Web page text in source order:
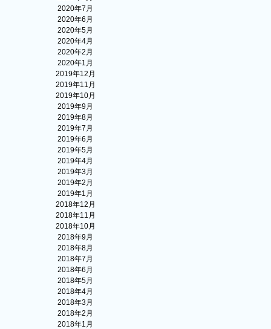
2020年7月
2020年6月
2020年5月
2020年4月
2020年2月
2020年1月
2019年12月
2019年11月
2019年10月
2019年9月
2019年8月
2019年7月
2019年6月
2019年5月
2019年4月
2019年3月
2019年2月
2019年1月
2018年12月
2018年11月
2018年10月
2018年9月
2018年8月
2018年7月
2018年6月
2018年5月
2018年4月
2018年3月
2018年2月
2018年1月